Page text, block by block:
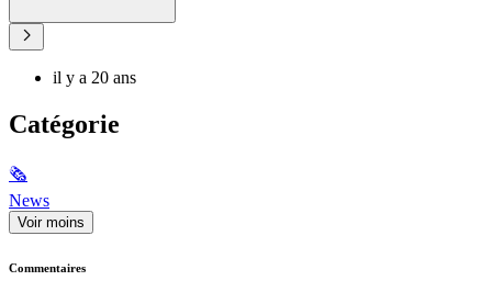
il y a 20 ans
Catégorie
🗞
News
Voir moins
Commentaires